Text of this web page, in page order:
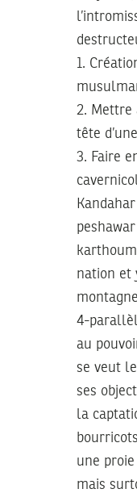
1.
2. Mettre
tête
3. Faire
nation et
4-
au
se veut
ses
la
une
mais